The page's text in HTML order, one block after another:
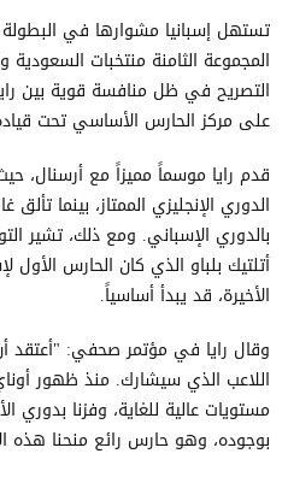
تستهل إسبانيا مشوارها في
المجموعة الثامنة منتخبات
التصريح في ظل منافسة قوية بين
على مركز الحارس الأساسي تحت
قدم رايا موسماً مميزاً مع أرسنال،
الدوري الإنجليزي الممتاز، بينما
بالدوري الإسباني. ومع ذلك، تشير
أتلتيك بلباو الذي كان الحارس الأول
الأخيرة، قد يبدأ أساسياً.
وقال رايا في مؤتمر صحفي: "أعتقد أن
اللاعب الذي سيشارك. منذ ظهور
مستويات عالية للغاية، وفزنا بدوري
بوجوده، وهو حارس رائع منحنا هذه